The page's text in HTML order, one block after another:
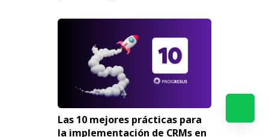
Las 10 mejores prácticas para
la implementación de CRMs en